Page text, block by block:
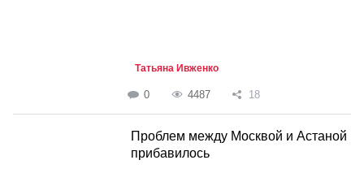
Татьяна Ивженко
0 4487 18
Проблем между Москвой и Астаной
прибавилось